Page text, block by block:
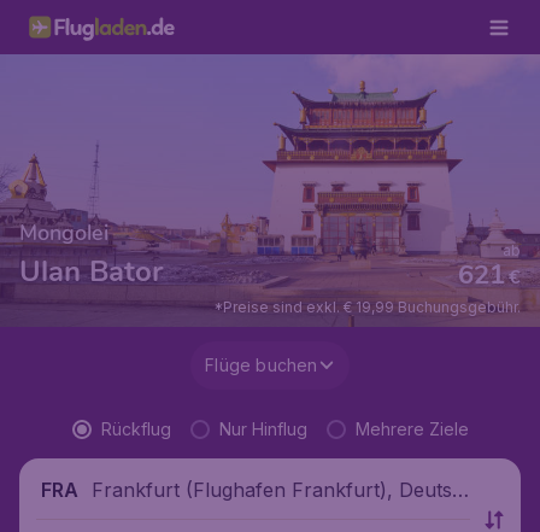
Mongolei
Ulan Bator €
621
ab
*Preise sind exkl. € 19,99 Buchungsgebühr.
Flüge buchen
Rückflug Nur Hinflug Mehrere Ziele
FRA
Frankfurt (Flughafen Frankfurt), Deutsc